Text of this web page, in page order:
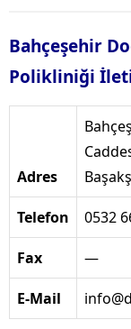
Bahçeşehir
Polikliniği
Adres
Telefon 0532
Fax —
E-Mail